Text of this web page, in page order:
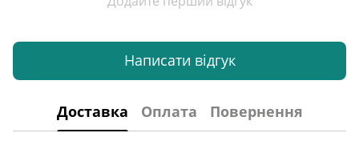
Написати відгук
Доставка Оплата Повернення